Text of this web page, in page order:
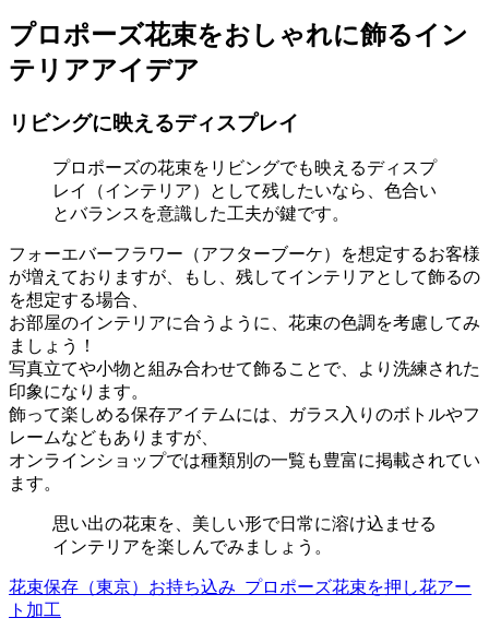
プロポーズ花束をおしゃれに飾るイン
テリアアイデア
リビングに映えるディスプレイ
プロポーズの花束をリビングでも映えるディスプ
レイ（インテリア）として残したいなら、色合い
とバランスを意識した工夫が鍵です。
フォーエバーフラワー（アフターブーケ）を想定するお客様
が増えておりますが、もし、残してインテリアとして飾るの
を想定する場合、
お部屋のインテリアに合うように、花束の色調を考慮してみ
ましょう！
写真立てや小物と組み合わせて飾ることで、より洗練された
印象になります。
飾って楽しめる保存アイテムには、ガラス入りのボトルやフ
レームなどもありますが、
オンラインショップでは種類別の一覧も豊富に掲載されてい
ます。
思い出の花束を、美しい形で日常に溶け込ませる
インテリアを楽しんでみましょう。
花束保存（東京）お持ち込み_プロポーズ花束を押し花アー
ト加工